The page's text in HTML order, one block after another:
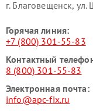
г. Благовещенск,
Горячая линия:
+7 (800) 301-55-83
Контактный
8 (800) 301-55-83
Электронная почта:
info@apc-fix.ru